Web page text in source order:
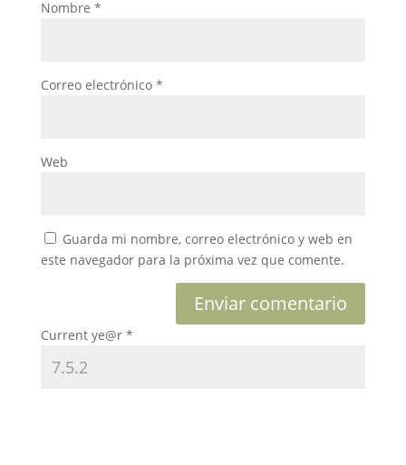
Nombre *
Correo electrónico *
Web
Guarda mi nombre, correo electrónico y web en
este navegador para la próxima vez que comente.
Current ye@r *